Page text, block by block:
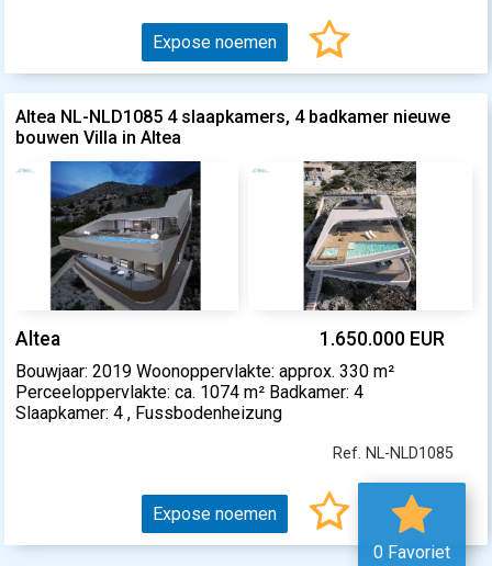
Expose noemen
Altea NL-NLD1085 4 slaapkamers, 4 badkamer nieuwe
bouwen Villa in Altea
Altea 1.650.000 EUR
Bouwjaar: 2019 Woonoppervlakte: approx. 330 m²
Perceeloppervlakte: ca. 1074 m² Badkamer: 4
Slaapkamer: 4 , Fussbodenheizung
Ref. NL-NLD1085
Expose noemen
0 Favoriet